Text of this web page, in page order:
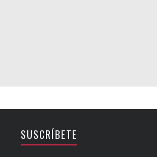
SUSCRÍBETE